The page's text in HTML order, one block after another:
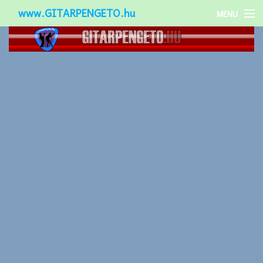
www.GITARPENGETO.hu MENU
Népszerű-